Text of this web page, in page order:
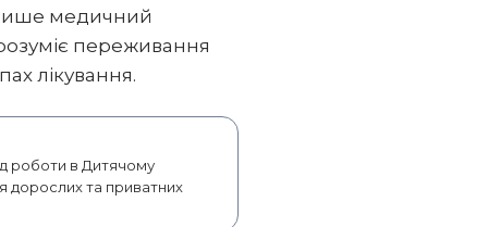
медичний
переживання
лікування.
роботи в Дитячому
дорослих та приватних